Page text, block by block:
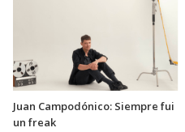
Juan Campodónico: Siempre fui
un freak